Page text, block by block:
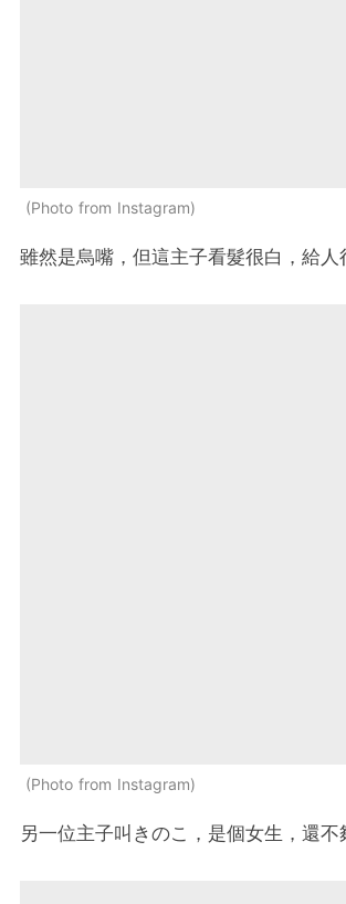
Photo from Instagram
雖然是烏嘴，但這主子看髮很白，給人
Photo from Instagram
另一位主子叫きのこ，是個女生，還不